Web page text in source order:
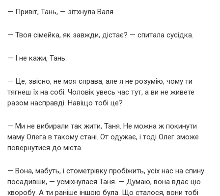
— Привіт, Тань, — зітхнула Валя.
— Твоя сімейка, як завжди, дістає? — спитала сусідка.
— І не кажи, Тань.
— Це, звісно, не моя справа, але я не розумію, чому ти
тягнеш їх на собі. Чоловік увесь час тут, а ви не живете
разом насправді. Навіщо тобі це?
— Ми не вибирали так жити, Таня. Не можна ж покинути
маму Олега в такому стані. От одужає, і тоді Олег зможе
повернутися до міста.
— Вона, мабуть, і стометрівку пробіжить, усіх нас на спину
посадивши, — усміхнулася Таня. — Думаю, вона вдає цю
хворобу. А ти раніше іншою була. Що сталося, вони тобі